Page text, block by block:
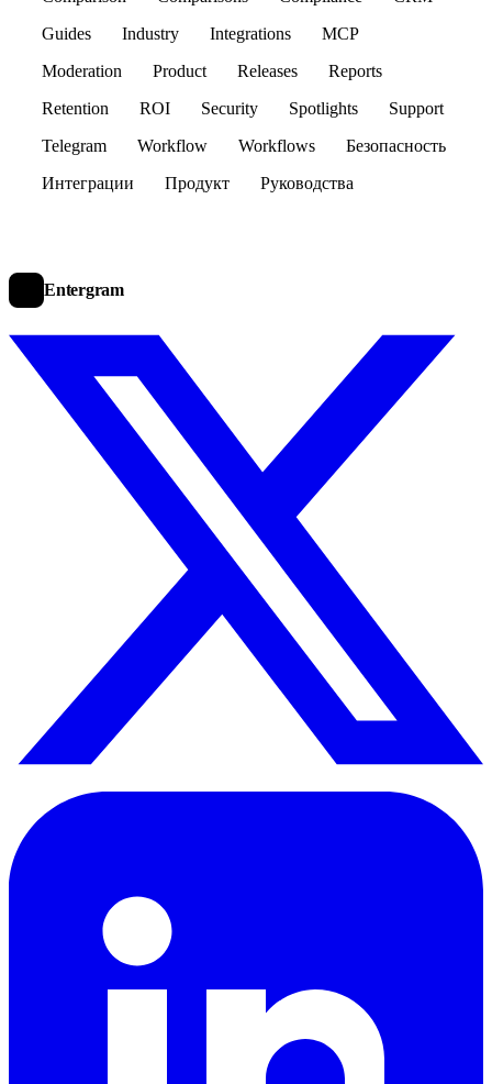
Guides
Industry Integrations
MCP
Moderation
Product Releases
Reports
Retention
ROI Security Spotlights
Support
Telegram
Workflow Workflows
Безопасность
Интеграции
Продукт Руководства
Entergram